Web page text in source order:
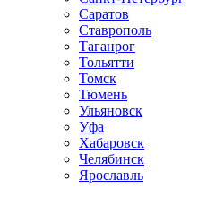
Саратов
Ставрополь
Таганрог
Тольятти
Томск
Тюмень
Ульяновск
Уфа
Хабаровск
Челябинск
Ярославль